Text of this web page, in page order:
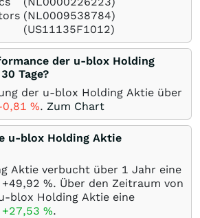
(NL0009538784)
(US11135F1012)
der u-blox Holding
Tage?
der u-blox Holding Aktie über
0,81 %. Zum Chart
u-blox Holding Aktie
Aktie verbucht über 1 Jahr eine
%. Über den Zeitraum von
blox Holding Aktie eine
+27,53 %.